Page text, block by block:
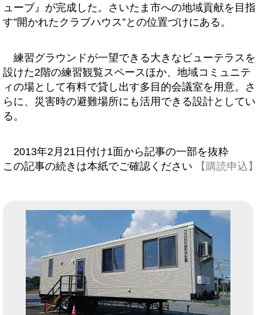
ューブ』が完成した。さいたま市への地域貢献を目指
す”開かれたクラブハウス”との位置づけにある。
練習グラウンドが一望できる大きなビューテラスを
設けた2階の練習観覧スペースほか、地域コミュニテ
ィの場として有料で貸し出す多目的会議室を用意。さ
らに、災害時の避難場所にも活用できる設計としてい
る。
2013年2月21日付け1面から記事の一部を抜粋
この記事の続きは本紙でご確認ください
【購読申込】